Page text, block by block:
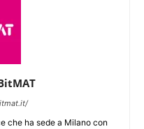
che ha sede a Milano con